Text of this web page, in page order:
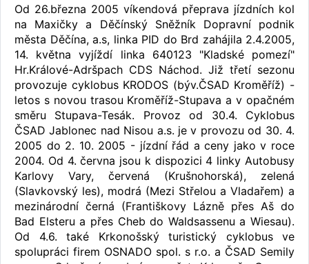
Od 26.března 2005 víkendová přeprava jízdních kol
na Maxičky a Děčínský Sněžník Dopravní podnik
města Děčína, a.s, linka PID do Brd zahájila 2.4.2005,
14. května vyjíždí linka 640123 "Kladské pomezí"
Hr.Králové-Adršpach CDS Náchod. Již třetí sezonu
provozuje cyklobus KRODOS (býv.ČSAD Kroměříž) -
letos s novou trasou Kroměříž-Stupava a v opačném
směru Stupava-Tesák. Provoz od 30.4. Cyklobus
ČSAD Jablonec nad Nisou a.s. je v provozu od 30. 4.
2005 do 2. 10. 2005 - jízdní řád a ceny jako v roce
2004. Od 4. června jsou k dispozici 4 linky Autobusy
Karlovy Vary, červená (Krušnohorská), zelená
(Slavkovský les), modrá (Mezi Střelou a Vladařem) a
mezinárodní černá (Františkovy Lázně přes Aš do
Bad Elsteru a přes Cheb do Waldsassenu a Wiesau).
Od 4.6. také Krkonošský turistický cyklobus ve
spolupráci firem OSNADO spol. s r.o. a ČSAD Semily